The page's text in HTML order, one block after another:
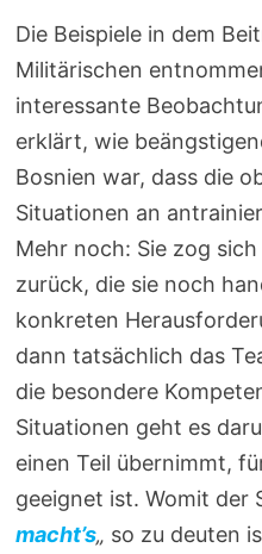
Die Beispiele in dem
Militärischen
interessante
erklärt, wie
Bosnien war, dass die
Situationen an
Mehr noch: Sie zog
zurück, die sie noch
konkreten
dann tatsächlich das
die besondere
Situationen geht es
einen Teil übernimmt,
geeignet ist. Womit der
macht’s„ so zu deuten